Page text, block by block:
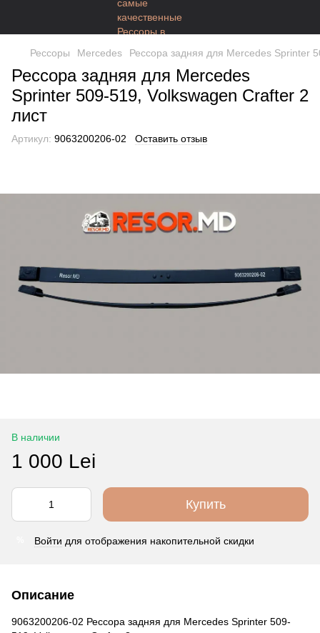
Рессоры Mercedes Рессора задняя для Mercedes Sprinter
Рессора задняя для Mercedes
Sprinter 509-519, Volkswagen Crafter 2
лист
Артикул: 9063200206-02 Оставить отзыв
В наличии
1 000 Lei
Купить
Войти для отображения накопительной скидки
Описание
9063200206-02 Рессора задняя для Mercedes Sprinter 509-